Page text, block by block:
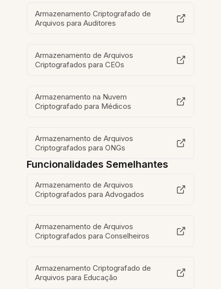
Armazenamento Criptografado de
Arquivos para Auditores
Armazenamento de Arquivos
Criptografados para CEOs
Armazenamento na Nuvem
Criptografado para Médicos
Armazenamento de Arquivos
Criptografados para ONGs
Funcionalidades Semelhantes
Armazenamento de Arquivos
Criptografados para Advogados
Armazenamento de Arquivos
Criptografados para Conselheiros
Armazenamento Criptografado de
Arquivos para Educação